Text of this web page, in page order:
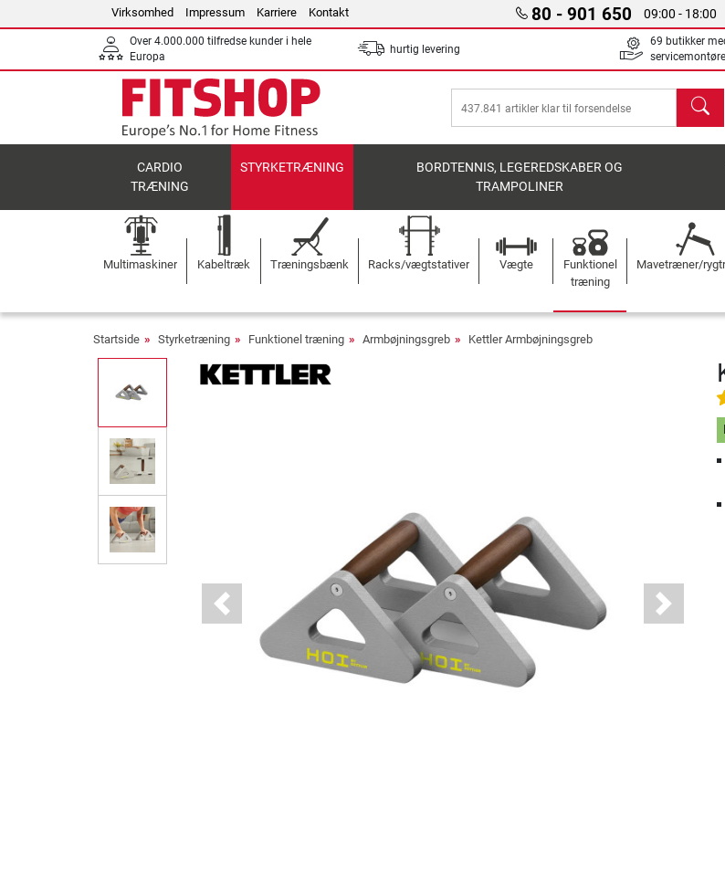
Virksomhed Impressum Karriere Kontakt 80 - 901 650 09:00 - 18:00
Over 4.000.000 tilfredse kunder i hele
Europa
hurtig levering
69 butikker
søg
CARDIO
TRÆNING
STYRKETRÆNING
BORDTENNIS, LEGEREDSKABER OG
TRAMPOLINER
Multimaskiner Kabeltræk Træningsbænk Racks/vægtstativer Vægte
Funktionel
træning
Mavetræner/
Startside Styrketræning Funktionel træning Armbøjningsgreb Kettler Armbøjningsgreb
Previous Next